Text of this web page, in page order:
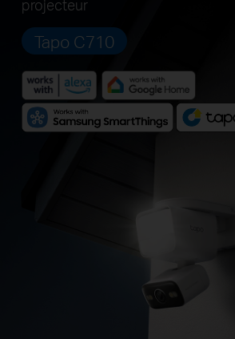
projecteur
Tapo C710